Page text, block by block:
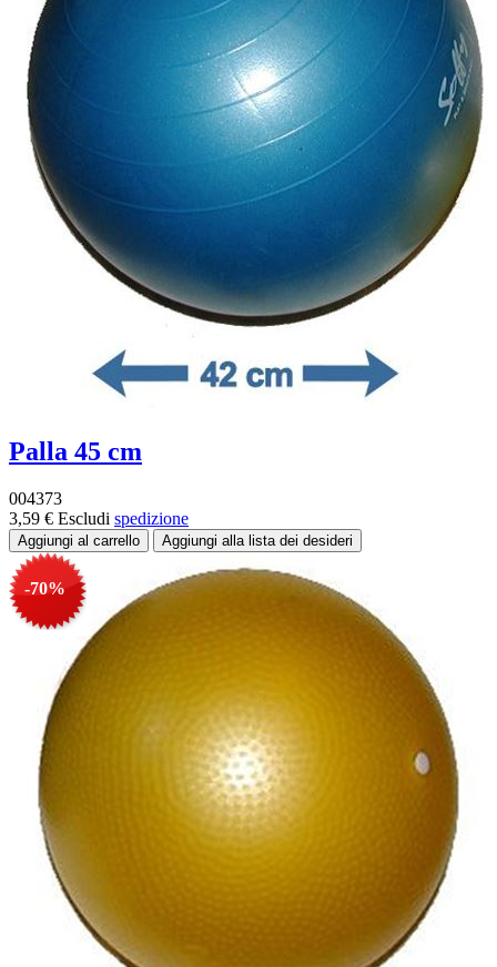
Palla 45 cm
004373
3,59 € Escludi spedizione
-70%